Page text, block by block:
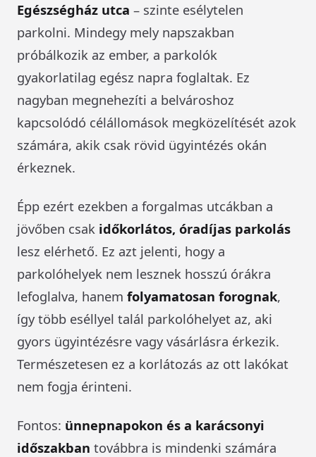
Egészségház utca – szinte esélytelen
parkolni. Mindegy mely napszakban
próbálkozik az ember, a parkolók
gyakorlatilag egész napra foglaltak. Ez
nagyban megnehezíti a belvároshoz
kapcsolódó célállomások megközelítését azok
számára, akik csak rövid ügyintézés okán
érkeznek.
Épp ezért ezekben a forgalmas utcákban a
jövőben csak időkorlátos, óradíjas parkolás
lesz elérhető. Ez azt jelenti, hogy a
parkolóhelyek nem lesznek hosszú órákra
lefoglalva, hanem folyamatosan forognak,
így több eséllyel talál parkolóhelyet az, aki
gyors ügyintézésre vagy vásárlásra érkezik.
Természetesen ez a korlátozás az ott lakókat
nem fogja érinteni.
Fontos: ünnepnapokon és a karácsonyi
időszakban továbbra is mindenki számára